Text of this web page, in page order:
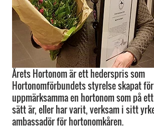
Årets Hortonom är ett hederspris som
Hortonomförbundets styrelse skapat
uppmärksamma en hortonom som på
sätt är, eller har varit, verksam i sitt
ambassadör för hortonomkåren.